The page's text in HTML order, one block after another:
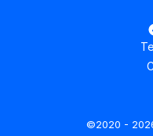
©2020 -